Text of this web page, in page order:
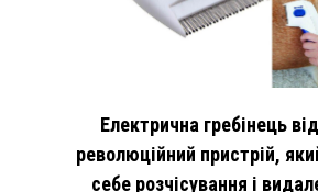
Електрична гребінець
революційний пристрій,
себе розчісування і